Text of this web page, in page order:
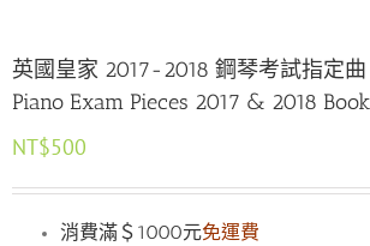
英國皇家 2017-2018 鋼琴考試指定曲
Piano Exam Pieces 2017 & 2018 Book
NT$500
消費滿＄1000元免運費